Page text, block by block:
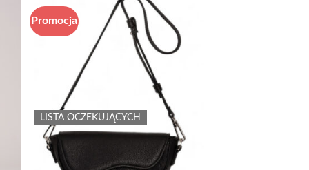
Promocja
LISTA OCZEKUJĄCYCH
Add to
wishlist